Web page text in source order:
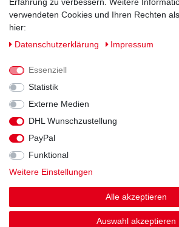
Widerrufs­recht
© Copyright 2026 | Alle Rechte
verwendeten Cookies und Ihren Rechten
hier:
Daten­schutz­erklärung
Impressum
Essenziell
Statistik
Externe Medien
DHL Wunschzustellung
PayPal
Funktional
Weitere Einstellungen
Alle akzeptieren
Auswahl akzeptieren